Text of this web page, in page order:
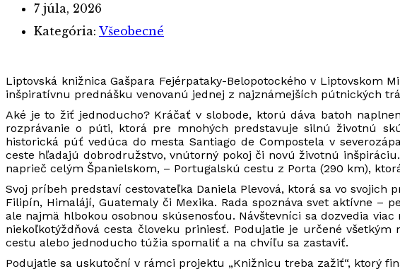
7 júla, 2026
Kategória: Všeobecné
Liptovská knižnica Gašpara Fejérpataky-Belopotockého v Liptovskom
inšpiratívnu prednášku venovanú jednej z najznámejších pútnických
Aké je to žiť jednoducho? Kráčať v slobode, ktorú dáva batoh
rozprávanie o púti, ktorá pre mnohých predstavuje silnú životnú
historická púť vedúca do mesta Santiago de Compostela v
ceste hľadajú dobrodružstvo, vnútorný pokoj či novú životnú
naprieč celým Španielskom, – Portugalskú cestu z Porta (290 km),
Svoj príbeh predstaví cestovateľka Daniela Plevová, ktorá sa vo
Filipín, Himalájí, Guatemaly či Mexika. Rada spoznáva svet aktívne –
ale najmä hlbokou osobnou skúsenosťou. Návštevníci sa dozvedia
niekoľkotýždňová cesta človeku priniesť. Podujatie je určené
cestu alebo jednoducho túžia spomaliť a na chvíľu sa zastaviť.
Podujatie sa uskutoční v rámci projektu „Knižnicu treba zažiť“, ktorý